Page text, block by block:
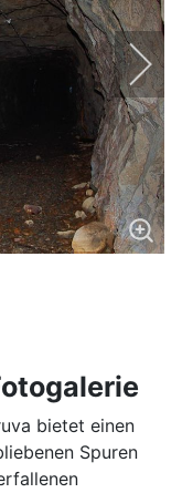
bietet einen
Spuren